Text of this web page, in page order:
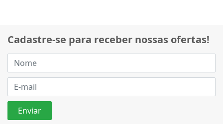
Cadastre-se para receber nossas ofertas!